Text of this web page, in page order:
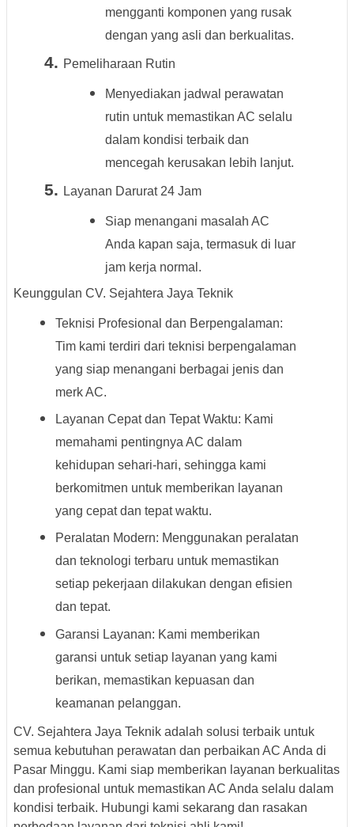
mengganti komponen yang rusak
dengan yang asli dan berkualitas.
Pemeliharaan Rutin
Menyediakan jadwal perawatan
rutin untuk memastikan AC selalu
dalam kondisi terbaik dan
mencegah kerusakan lebih lanjut.
Layanan Darurat 24 Jam
Siap menangani masalah AC
Anda kapan saja, termasuk di luar
jam kerja normal.
Keunggulan CV. Sejahtera Jaya Teknik
Teknisi Profesional dan Berpengalaman:
Tim kami terdiri dari teknisi berpengalaman
yang siap menangani berbagai jenis dan
merk AC.
Layanan Cepat dan Tepat Waktu: Kami
memahami pentingnya AC dalam
kehidupan sehari-hari, sehingga kami
berkomitmen untuk memberikan layanan
yang cepat dan tepat waktu.
Peralatan Modern: Menggunakan peralatan
dan teknologi terbaru untuk memastikan
setiap pekerjaan dilakukan dengan efisien
dan tepat.
Garansi Layanan: Kami memberikan
garansi untuk setiap layanan yang kami
berikan, memastikan kepuasan dan
keamanan pelanggan.
CV. Sejahtera Jaya Teknik adalah solusi terbaik untuk
semua kebutuhan perawatan dan perbaikan AC Anda di
Pasar Minggu. Kami siap memberikan layanan berkualitas
dan profesional untuk memastikan AC Anda selalu dalam
kondisi terbaik. Hubungi kami sekarang dan rasakan